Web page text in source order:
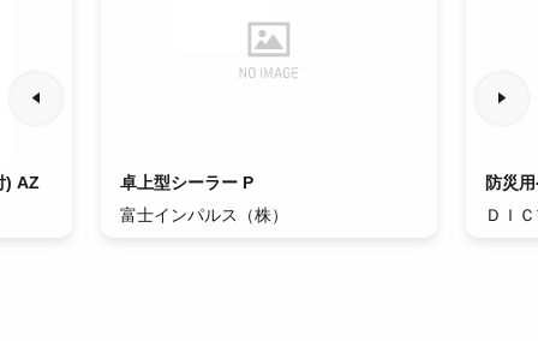
) AZ
卓上型シーラー P
富士インパルス（株）
防災
ＤＩ